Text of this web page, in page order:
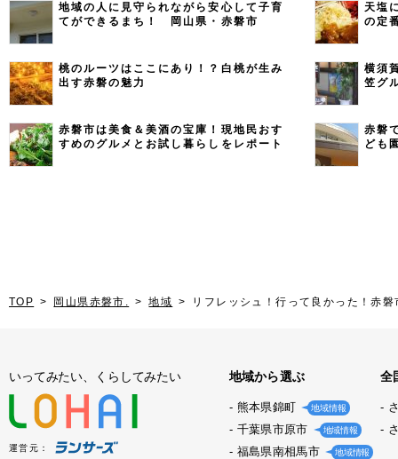
地域の人に見守られながら安心して子育
てができるまち！ 岡山県・赤磐市
天塩
の定
桃のルーツはここにあり！？白桃が生み
出す赤磐の魅力
横須
笠グ
赤磐市は美食＆美酒の宝庫！現地民おす
すめのグルメとお試し暮らしをレポート
赤磐
ども
TOP 岡山県赤磐市. 地域 リフレッシュ！行って良かった！赤
いってみたい、くらしてみたい
運営元：
地域から選ぶ
熊本県錦町 地域情報
千葉県市原市 地域情報
福島県南相馬市 地域情報
全